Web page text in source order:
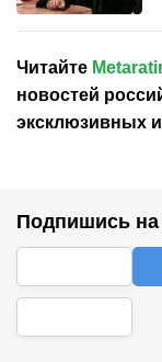
Читайте
новостей
эксклюзивных
Подпишись на